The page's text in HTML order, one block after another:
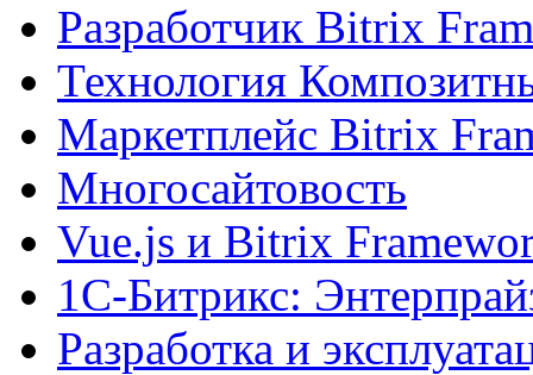
Разработчик Bitrix
Технология
Маркетплейс Bitrix
Многосайтовость
Vue.js и Bitrix
1С-Битрикс:
Разработка и